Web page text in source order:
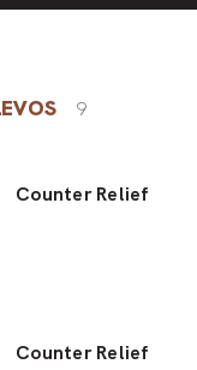
9
Counter Relief
Counter Relief